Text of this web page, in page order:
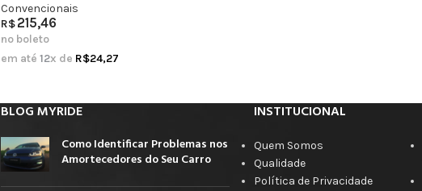
Convencionais
R$215,46
no boleto
em até 12x de R$24,27
BLOG MYRIDE
Como Identificar Problemas nos
Amortecedores do Seu Carro
INSTITUCIONAL
Quem Somos
Qualidade
Política de Privacidade